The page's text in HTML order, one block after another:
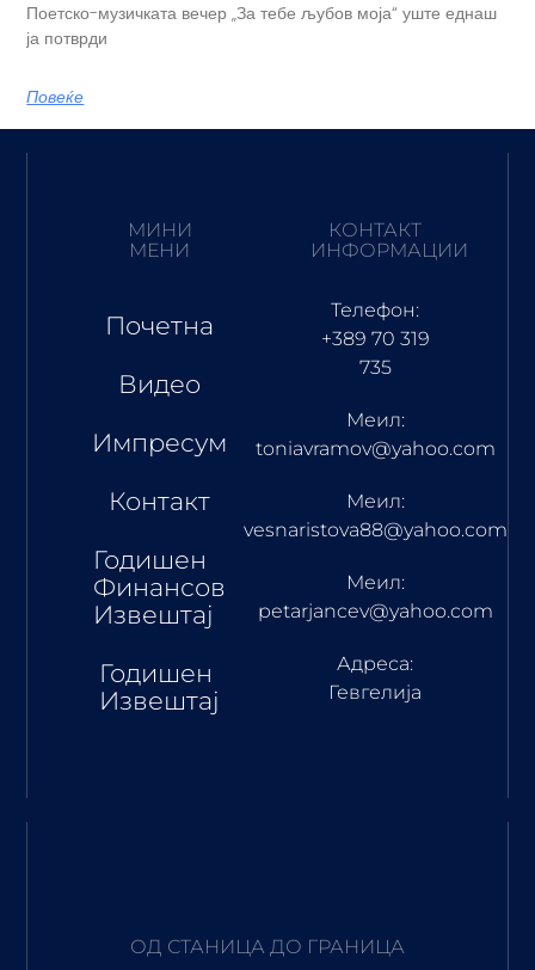
Поетско-музичката вечер „За тебе љубов моја“ уште еднаш
ја потврди
Повеќе
МИНИ
МЕНИ
Почетна
Видео
Импресум
Контакт
Годишен
Финансов
Извештај
Годишен
Извештај
КОНТАКТ
ИНФОРМАЦИИ
Телефон:
+389 70 319
735
Меил:
toniavramov@yahoo.com
Меил:
vesnaristova88@yahoo.com
Меил:
petarjancev@yahoo.com
Адреса:
Гевгелија
ОД СТАНИЦА ДО ГРАНИЦА